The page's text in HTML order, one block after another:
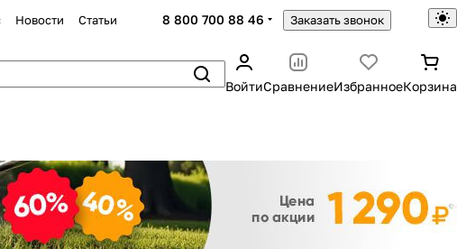
Новости Статьи 8 800 700 88 46 Заказать звонок
ВойтиСравнениеИзбранноеКорзина